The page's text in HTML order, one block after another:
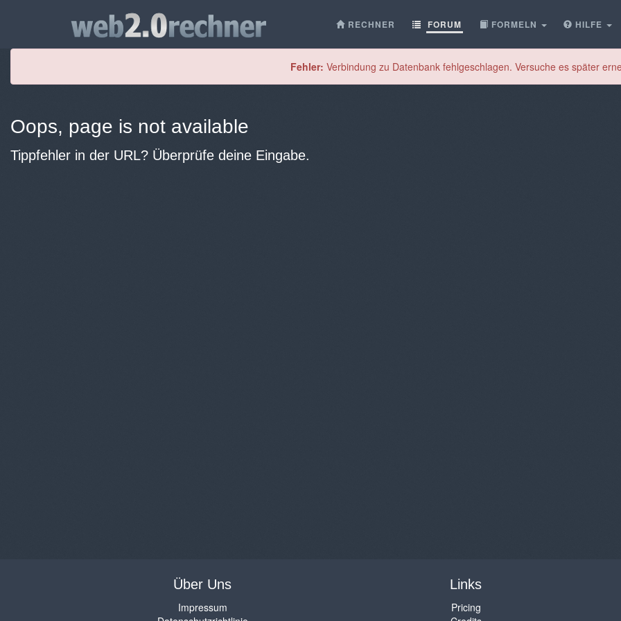
RECHNER FORUM FORMELN HILFE
Fehler: Verbindung zu Datenbank fehlgeschlagen. Versuche es später
Oops, page is not available
Tippfehler in der URL? Überprüfe deine Eingabe.
Über Uns
Impressum
Links
Pricing